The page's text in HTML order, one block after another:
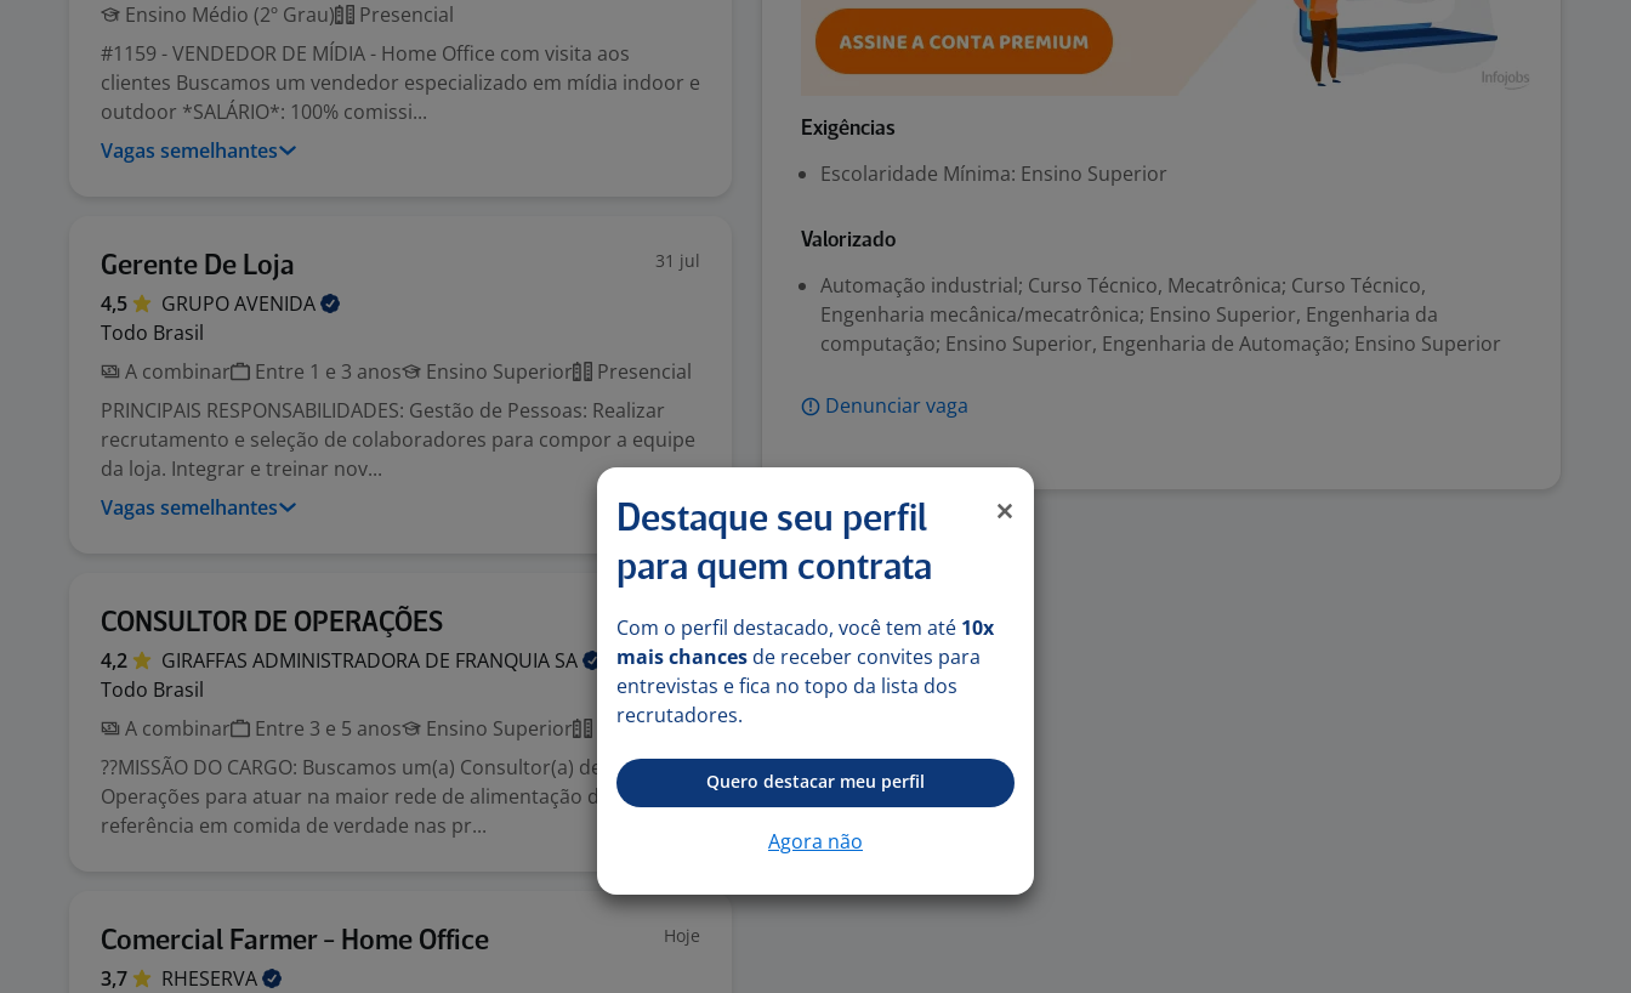
Ensino Médio (2º Grau)
Presencial
#1159 - VENDEDOR DE MÍDIA - Home Office com visita aos
clientes Buscamos um vendedor especializado em mídia indoor e
outdoor *SALÁRIO*: 100% comissi...
Vagas semelhantes
Gerente De Loja 31 jul
4,5 GRUPOAVENIDA
Todo Brasil
A combinar
Entre 1 e 3 anos Ensino Superior
Presencial
PRINCIPAIS RESPONSABILIDADES: Gestão de Pessoas: Realizar
recrutamento e seleção de colaboradores para compor a equipe
da loja. Integrar e treinar nov...
Vagas semelhantes
CONSULTOR DE OPERAÇÕES
4,2 GIRAFFAS ADMINISTRADORA DE FRANQUIA SA
Todo Brasil
A combinar
Entre 3 e 5 anos Ensino Superior
Presencial
??MISSÃO DO CARGO: Buscamos um(a) Consultor(a) de
Operações para atuar na maior rede de alimentação do Brasil,
referência em comida de verdade nas pr...
Comercial Farmer - Home Office Hoje
3,7
RHESERVA
Exigências
Escolaridade Mínima: Ensino Superior
Valorizado
Automação industrial; Curso Técnico, Mecatrônica; Curso Técnico,
Engenharia mecânica/mecatrônica; Ensino Superior, Engenharia da
computação; Ensino Superior, Engenharia de Automação; Ensino Superior
Denunciar vaga
Destaque seu perfil
para quem contrata
Com o perfil destacado, você tem até 10x
mais chances de receber convites para
entrevistas e fica no topo da lista dos
recrutadores.
Quero destacar meu perfil
Agora não